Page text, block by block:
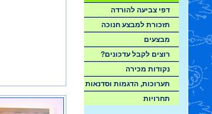
דפי צביעה להורדה
תזכורת למבצע חנוכה
מבצעים
רוצים לקבל עדכונים?
נקודות מכירה
תערוכות, הדגמות וסדנאות
תחרויות